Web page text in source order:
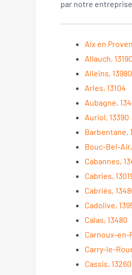
par notre
Aix en
Allauch, 13190
Alleins, 13980
Arles, 13104
Aubagne,
Auriol, 13390
Barbentane,
Bouc-Bel-Air,
Cabannes,
Cabries,
Cabriès,
Cadolive,
Calas, 13480
Carnoux-en-
Carry-le-
Cassis, 13260